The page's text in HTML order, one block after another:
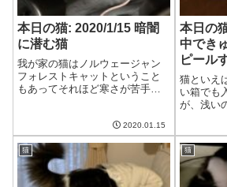
本日の猫: 2020/1/15 暗闇
に潜む猫
我が家の猫はノルウェージャン
フォレストキャットということ
もあってそれほど寒さが苦手で
使って猫用こたつを作ってやる
といそいそと潜り込みます。中
をのぞくと光る眼が…!!猫用こた
つが暖かくて...
2020.01.15
本日の
中でき
ピール
猫といえ
い箱でも
が、浅い
らかに
かってい
い箱があ
どもにあ
めてや
猫 猫